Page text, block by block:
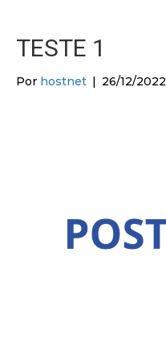
TESTE 1
Por hostnet | 26/12/2022